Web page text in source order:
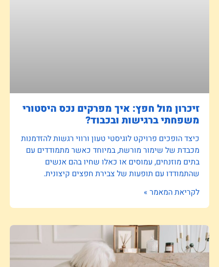
זיכרון מול חפץ: איך מפרקים נכס היסטורי
משפחתי ברגישות ובכבוד?
כיצד הופכים פרויקט לוגיסטי טעון ורווי רגשות להזדמנות
מכבדת של שימור מורשת, במיוחד כאשר מתמודדים עם
בתים מוזנחים, עמוסים או כאלו שחיו בהם אנשים
שהתמודדו עם תופעות של צבירת חפצים קיצונית.
לקריאת המאמר »